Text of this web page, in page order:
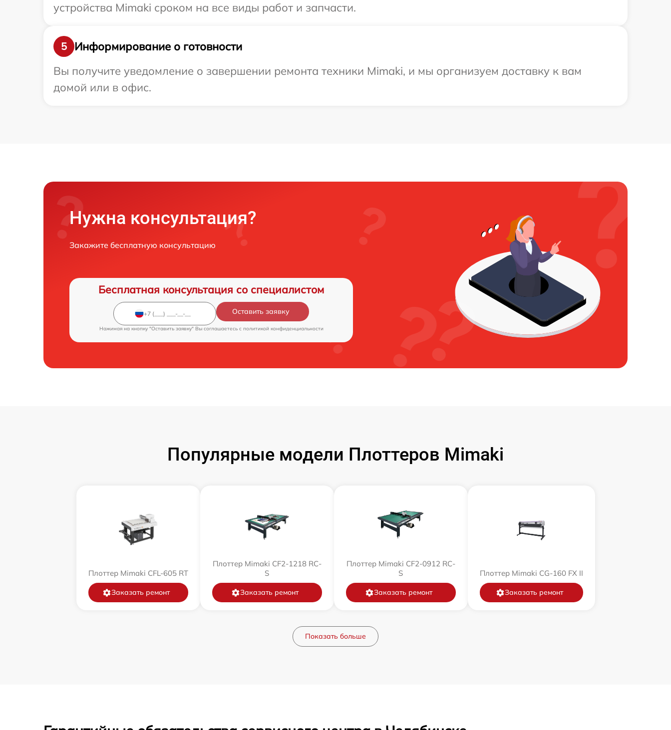
устройства Mimaki сроком на все виды работ и запчасти.
5
Информирование о готовности
Вы получите уведомление о завершении ремонта техники Mimaki, и мы организуем доставку к вам
домой или в офис.
Нужна консультация?
Закажите бесплатную консультацию
Бесплатная консультация со специалистом
Оставить заявку
Нажимая на кнопку "Оставить заявку" Вы соглашаетесь c политикой конфиденциальности
Популярные модели Плоттеров Mimaki
Плоттер Mimaki CFL-605 RT
Заказать ремонт
Плоттер Mimaki CF2-1218 RC-
S
Заказать ремонт
Плоттер Mimaki CF2-0912 RC-
S
Заказать ремонт
Плоттер Mimaki CG-160 FX II
Заказать ремонт
Показать больше